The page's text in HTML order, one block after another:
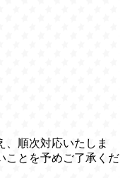
、順次対応いたしま
ことを予めご了承くだ